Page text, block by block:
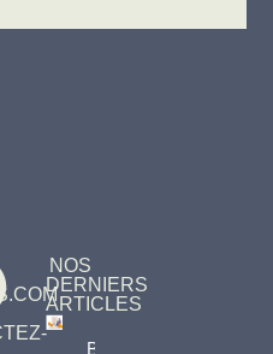
NOS
DERNIERS
ARTICLES
Bitcoins